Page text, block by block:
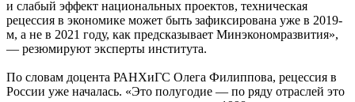
и слабый эффект национальных проектов, техническая
рецессия в экономике может быть зафиксирована уже в 2019-
м, а не в 2021 году, как предсказывает Минэкономразвития»,
— резюмируют эксперты института.
По словам доцента РАНХиГС Олега Филиппова, рецессия в
России уже началась. «Это полугодие — по ряду отраслей это